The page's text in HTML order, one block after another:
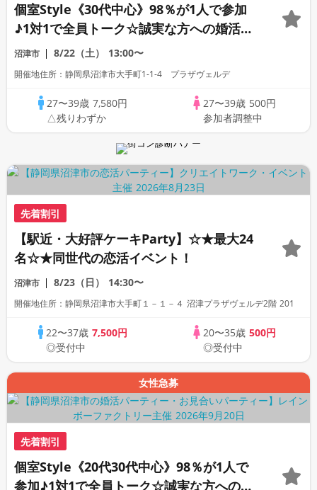
個室Style《30代中心》98％が1人で参加
♪1対1で全員トーク☆誠実な方への婚活パ
ーティー
沼津市 8/22（土） 13:00〜
開催地住所：静岡県沼津市大手町1-1-4 プラザヴェルデ
27〜39歳 7,580円
△残りわずか
27〜39歳 500円
参加者調整中
先着割引
【駅近・大好評ケーキParty】☆★最大24
名☆★同世代の恋活イベント！
沼津市 8/23（日） 14:30〜
開催地住所：静岡県沼津市大手町１－１－４ 沼津プラザヴェルデ2階 201
22〜37歳7,500円
◎受付中
20〜35歳 500円
◎受付中
女性急募
先着割引
個室Style《20代30代中心》98％が1人で
参加♪1対1で全員トーク☆誠実な方への婚